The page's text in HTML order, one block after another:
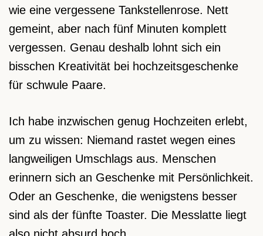
wie eine vergessene Tankstellenrose. Nett
gemeint, aber nach fünf Minuten komplett
vergessen. Genau deshalb lohnt sich ein
bisschen Kreativität bei hochzeitsgeschenke
für schwule Paare.
Ich habe inzwischen genug Hochzeiten erlebt,
um zu wissen: Niemand rastet wegen eines
langweiligen Umschlags aus. Menschen
erinnern sich an Geschenke mit Persönlichkeit.
Oder an Geschenke, die wenigstens besser
sind als der fünfte Toaster. Die Messlatte liegt